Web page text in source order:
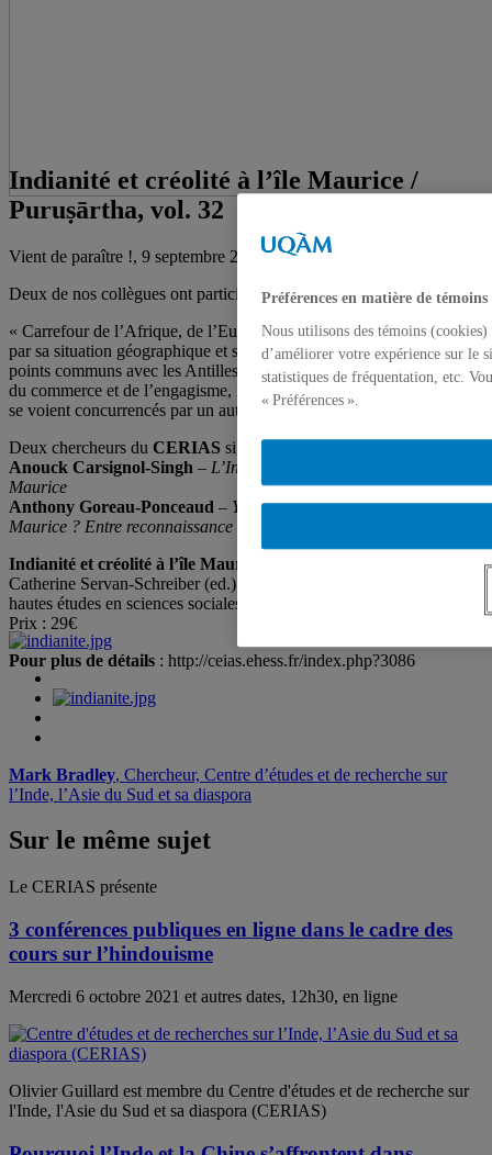
Indianité et créolité à l’île Maurice /
Puruṣārtha, vol. 32
Vient de paraître !, 9 septembre 2014,Mark Bradley
Deux de nos collègues ont participé à ce numéro spécial.
« Carrefour de l’Afrique, de l’Europe et de l’Asie, l’île Maurice, de
par sa situation géographique et son passé colonial, n’est pas sans
points communs avec les Antilles. […] Tissés par l’histoire maritime
du commerce et de l’engagisme, les liens économiques avec l’Inde
se voient concurrencés par un autre acteur qu’est la Chine. »
Deux chercheurs du CERIAS signent des articles :
Anouck Carsignol-Singh – L’Inde et la production de l’indianité à
Maurice
Anthony Goreau-Ponceaud – Y a-t-il un « malaise » tamoul à
Maurice ? Entre reconnaissance et dramatisation identitaires
Indianité et créolité à l’île Maurice
Catherine Servan-Schreiber (ed.). Paris, Éditions de l’École des
hautes études en sciences sociales. [2014], 328 p.
Prix : 29€
Pour plus de détails : http://ceias.ehess.fr/index.php?3086
Mark Bradley, Chercheur, Centre d’études et de recherche sur
l’Inde, l’Asie du Sud et sa diaspora
Sur le même sujet
Le CERIAS présente
3 conférences publiques en ligne dans le cadre des
cours sur l’hindouisme
Mercredi 6 octobre 2021 et autres dates, 12h30, en ligne
Olivier Guillard est membre du Centre d'études et de recherche sur
l'Inde, l'Asie du Sud et sa diaspora (CERIAS)
Préférences en matière de témoins
Nous utilisons des témoins
d’améliorer votre expérience sur le
statistiques de fréquentation, etc.
« Préférences ».